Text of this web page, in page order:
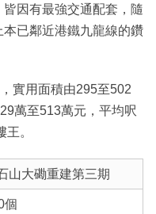
因有最強交通配套，隨
已鄰近港鐵九龍線的鑽
實用面積由295至502
萬至513萬元，平均呎
。
山大磡重建第三期
個